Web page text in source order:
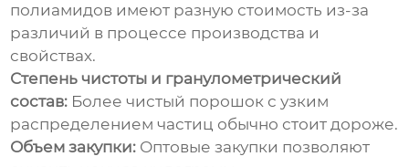
полиамидов имеют разную стоимость из-за
различий в процессе производства и
свойствах.
Степень чистоты и гранулометрический
состав: Более чистый порошок с узким
распределением частиц обычно стоит дороже.
Объем закупки: Оптовые закупки позволяют